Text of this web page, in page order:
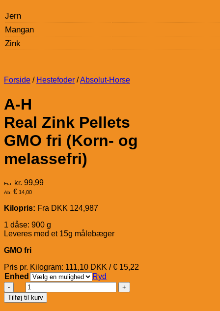
Jern
Mangan
Zink
Forside / Hestefoder /Absolut-Horse
A-H
Real Zink Pellets
GMO fri (Korn- og
melassefri)
Fra: kr. 99,99
Ab: € 14,00
Kilopris: Fra DKK 124,987
1 dåse: 900 g
Leveres med et 15g målebæger
GMO fri
Pris pr. Kilogram: 111,10 DKK / € 15,22
Enhed
Ryd
H
Real
Tilføj til kurv